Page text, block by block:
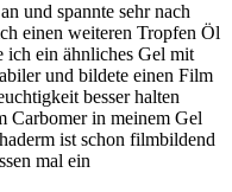
und spannte sehr nach
einen weiteren Tropfen Öl
ich ein ähnliches Gel mit
und bildete einen Film
besser halten
Carbomer in meinem Gel
ist schon filmbildend
mal ein